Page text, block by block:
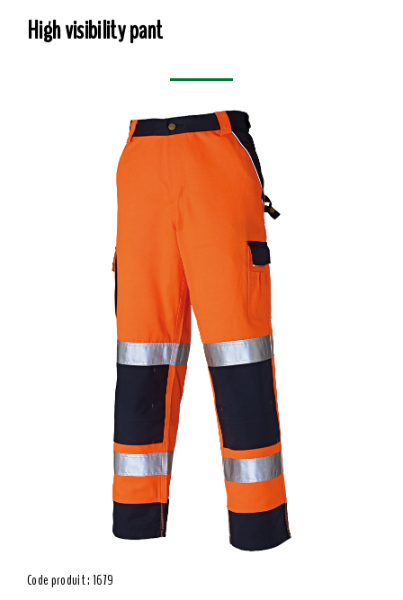
High visibility pant
Code produit : 1679